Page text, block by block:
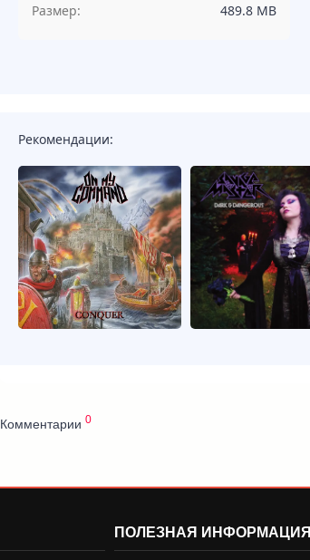
Размер:
489.8 MB
Рекомендации:
Комментарии 0
ПОЛЕЗНАЯ ИНФОРМАЦИЯ